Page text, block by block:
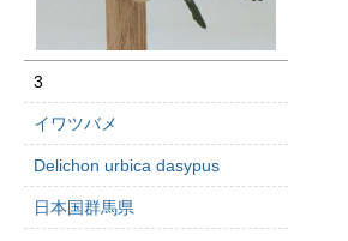
3
イワツバメ
Delichon urbica dasypus
日本国群馬県